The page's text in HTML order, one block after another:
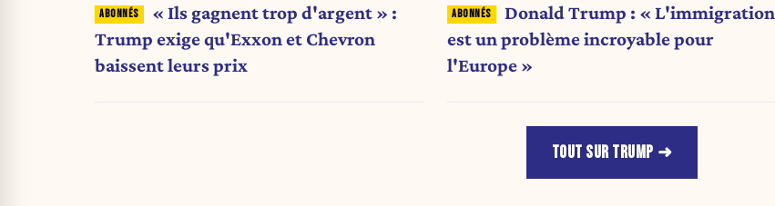
« Ils gagnent trop d'argent » :
Trump exige qu'Exxon et Chevron
baissent leurs prix
Donald Trump : « L'immigration
est un problème incroyable pour
l'Europe »
TOUT SUR TRUMP